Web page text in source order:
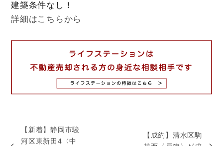
建築条件なし！
詳細はこちらから
【新着】静岡市駿
河区東新田4〈中
【成約】清水区駒